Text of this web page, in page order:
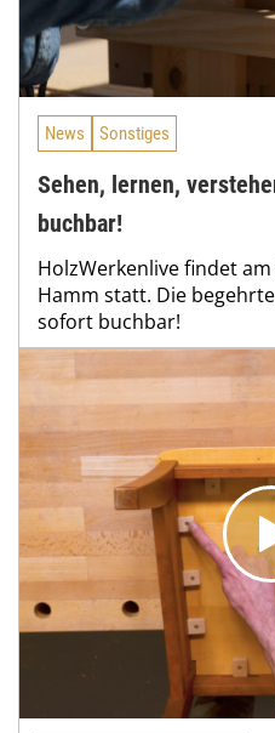
News Sonstiges
Sehen, lernen,
buchbar!
HolzWerkenlive findet
Hamm statt. Die
sofort buchbar!